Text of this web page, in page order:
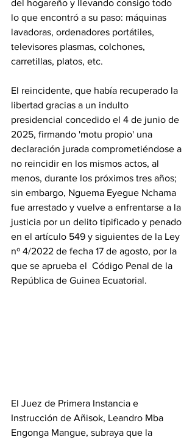
del hogareño y llevando consigo todo
lo que encontró a su paso: máquinas
lavadoras, ordenadores portátiles,
televisores plasmas, colchones,
carretillas, platos, etc.
‎El reincidente, que había recuperado la
libertad gracias a un indulto
presidencial concedido el 4 de junio de
2025, firmando 'motu propio' una
declaración jurada comprometiéndose a
no reincidir en los mismos actos, al
menos, durante los próximos tres años;
sin embargo, Nguema Eyegue Nchama
fue arrestado y vuelve a enfrentarse a la
justicia por un delito tipificado y penado
en el artículo 549 y siguientes de la Ley
nº 4/2022 de fecha 17 de agosto, por la
que se aprueba el  Código Penal de la
República de Guinea Ecuatorial.
‎El Juez de Primera Instancia e
Instrucción de Añisok, Leandro Mba
Engonga Mangue, subraya que la